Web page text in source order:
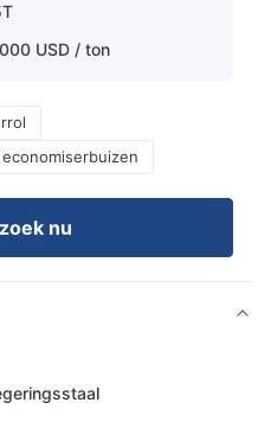
USD / ton
economiserbuizen
nu